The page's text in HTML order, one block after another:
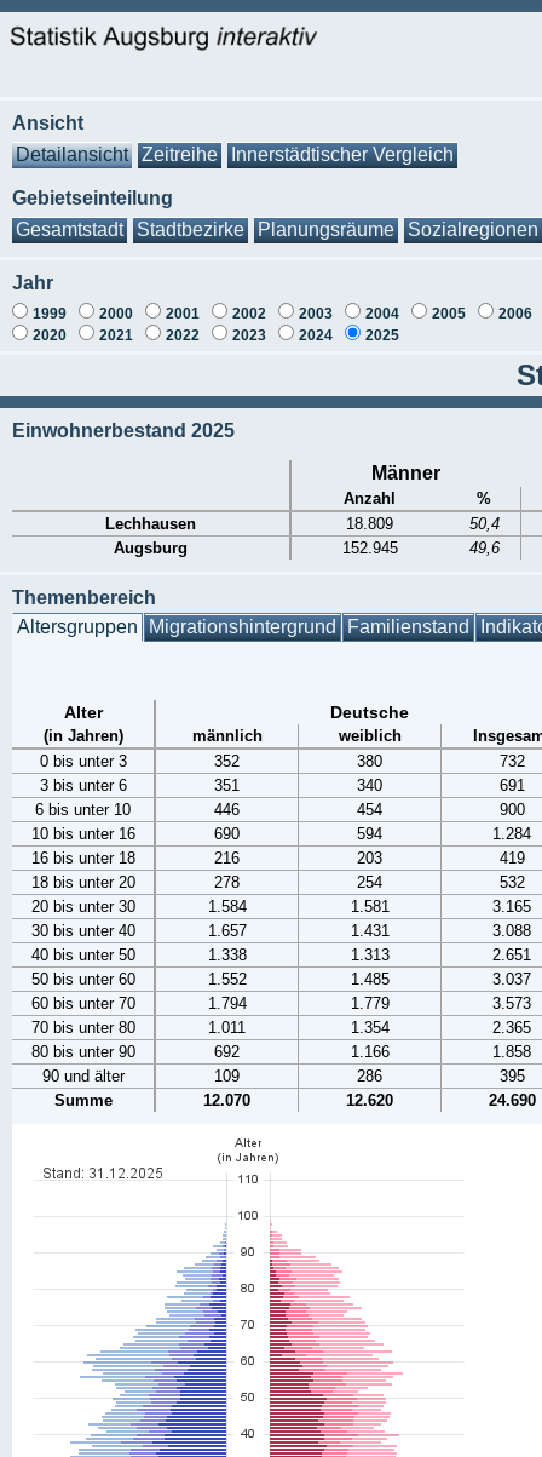
Ansicht
Detailansicht
Zeitreihe Innerstädtischer Vergleich
Gebietseinteilung
Gesamtstadt
Stadtbezirke Planungsräume Sozialregionen
Jahr
1999 2000 2001 2002 2003 2004 2005
2006
2020
2021 2022 2023 2024 2025
Einwohnerbestand 2025
Männer
Anzahl
%
Lechhausen
18.809
50,4
Augsburg
152.945 49,6
Themenbereich
Altersgruppen Migrationshintergrund Familienstand
Alter Deutsche
(in Jahren) männlich weiblich
0 bis unter 3
352 380
732
3 bis unter 6
351 340
691
6 bis unter 10
446 454
900
10 bis unter 16
690 594
1.284
16 bis unter 18
216 203
419
18 bis unter 20
278 254
532
20 bis unter 30
1.584 1.581
3.165
30 bis unter 40
1.657 1.431
3.088
40 bis unter 50
1.338 1.313
2.651
50 bis unter 60
1.552 1.485
3.037
60 bis unter 70
1.794 1.779
3.573
70 bis unter 80
1.011 1.354
2.365
80 bis unter 90
692 1.166
1.858
90 und älter
109 286
395
Summe
12.070 12.620 24.690